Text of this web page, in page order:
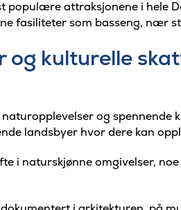
populære attraksjonene i hele
fasiliteter som basseng, nær
og kulturelle
og spennende
landsbyer hvor dere kan
i naturskjønne omgivelser,